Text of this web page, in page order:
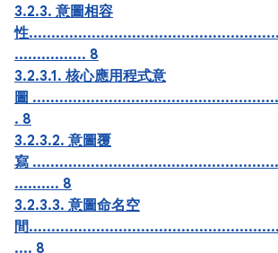
3.2.3. 意圖相容
性
................ 8
3.2.3.1. 核心應用程式意
圖
. 8
3.2.3.2. 意圖覆
寫
.......... 8
3.2.3.3. 意圖命名空
間
.... 8